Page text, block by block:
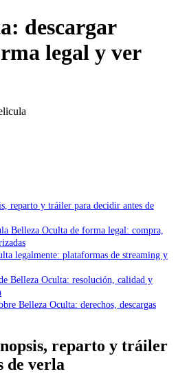
descargar
legal y ver
reparto y tráiler para decidir antes de
Belleza Oculta de forma legal: compra,
legalmente: plataformas de streaming y
Belleza Oculta: resolución, calidad y
Belleza Oculta: derechos, descargas
reparto y tráiler
de verla